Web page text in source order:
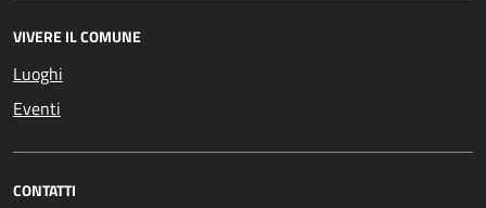
VIVERE IL COMUNE
Luoghi
Eventi
CONTATTI